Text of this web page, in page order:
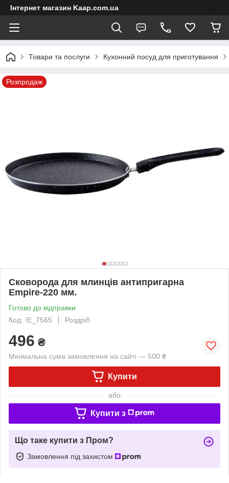
Інтернет магазин Kaap.com.ua
Товари та послуги Кухонний посуд для приготування
Розпродаж
Сковорода для млинців антипригарна
Empire-220 мм.
Готово до відправки
Код: !Е_7565
Роздріб
496 ₴
Мінімальна сума замовлення на сайті — 500 ₴
Купити
або
Купити з
Що таке купити з Пром?
Замовлення під захистом